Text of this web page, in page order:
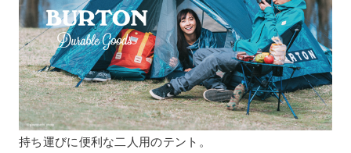
持ち運びに便利な二人用のテント。